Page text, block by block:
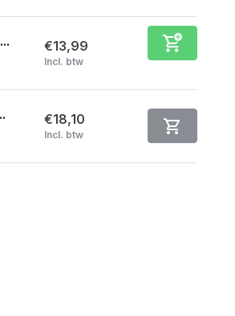
€13,99
Incl. btw
€18,10
Incl. btw